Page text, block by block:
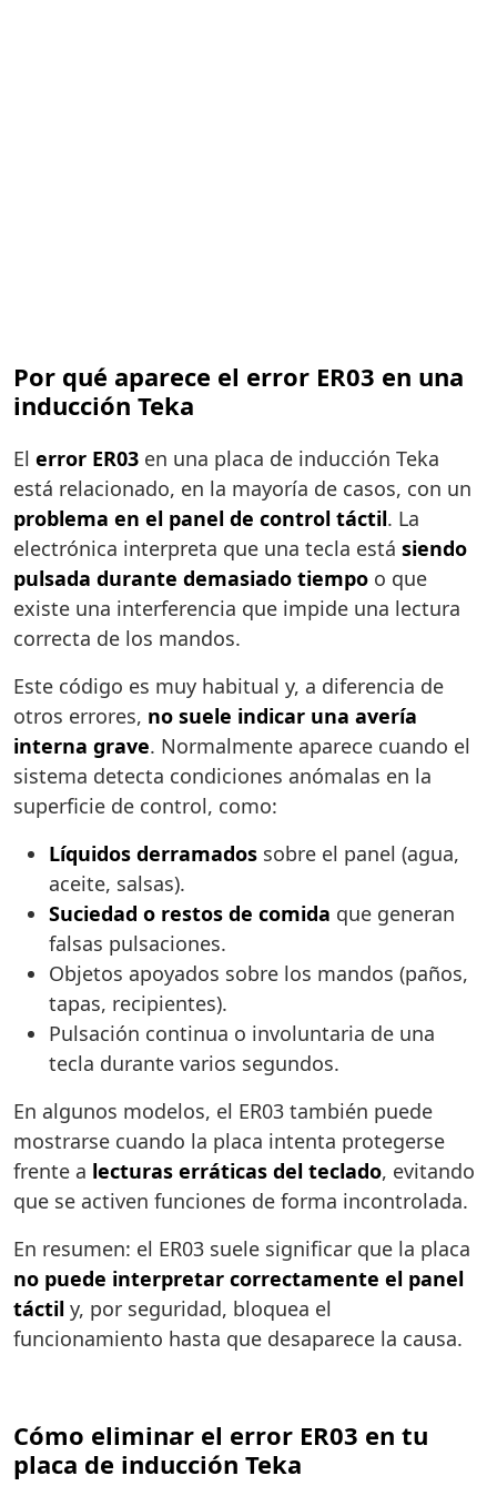
Por qué aparece el error ER03 en una
inducción Teka
El error ER03 en una placa de inducción Teka
está relacionado, en la mayoría de casos, con un
problema en el panel de control táctil. La
electrónica interpreta que una tecla está siendo
pulsada durante demasiado tiempo o que
existe una interferencia que impide una lectura
correcta de los mandos.
Este código es muy habitual y, a diferencia de
otros errores, no suele indicar una avería
interna grave. Normalmente aparece cuando el
sistema detecta condiciones anómalas en la
superficie de control, como:
Líquidos derramados sobre el panel (agua,
aceite, salsas).
Suciedad o restos de comida que generan
falsas pulsaciones.
Objetos apoyados sobre los mandos (paños,
tapas, recipientes).
Pulsación continua o involuntaria de una
tecla durante varios segundos.
En algunos modelos, el ER03 también puede
mostrarse cuando la placa intenta protegerse
frente a lecturas erráticas del teclado, evitando
que se activen funciones de forma incontrolada.
En resumen: el ER03 suele significar que la placa
no puede interpretar correctamente el panel
táctil y, por seguridad, bloquea el
funcionamiento hasta que desaparece la causa.
Cómo eliminar el error ER03 en tu
placa de inducción Teka